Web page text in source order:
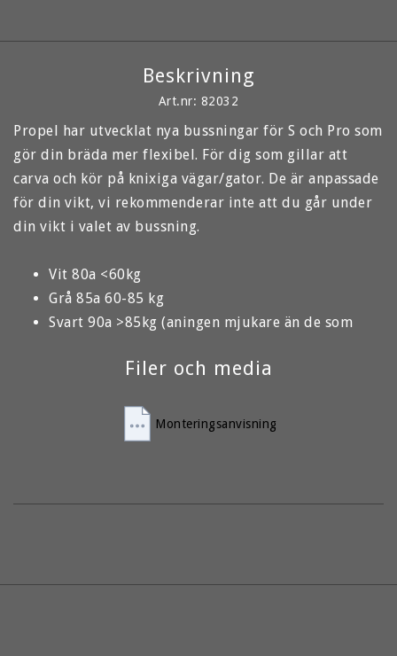
Beskrivning
Art.nr: 82032
Propel har utvecklat nya bussningar för S och Pro som
gör din bräda mer flexibel. För dig som gillar att
carva och kör på knixiga vägar/gator. De är anpassade
för din vikt, vi rekommenderar inte att du går under
din vikt i valet av bussning.
Vit 80a <60kg
Grå 85a 60-85 kg
Svart 90a >85kg (aningen mjukare än de som
Filer och media
Monteringsanvisning